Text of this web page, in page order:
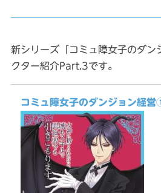
新シリーズ「コミュ障女子のダ
クター紹介Part.3です。
コミュ障女子のダンジョン経